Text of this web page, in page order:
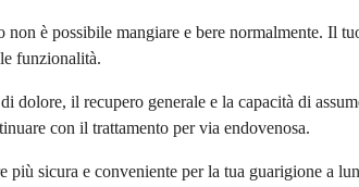
è possibile mangiare e bere normalmente. Il
funzionalità.
il recupero generale e la capacità di
con il trattamento per via endovenosa.
sicura e conveniente per la tua guarigione a